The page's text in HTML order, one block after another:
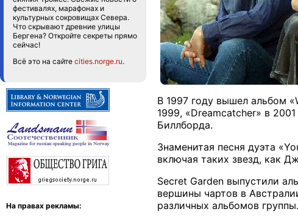
фестивалях, марафонах и
культурных сокровищах Севера.
Что скрывают древние улицы
Бергена? Откройте секреты прямо
сейчас!
Всё это на сайте cities.norge.ru.
На правах рекламы:
В 1997 году вышел альбом
1999, «Dreamcatcher» в
Биллборда.
Знаменитая песня дуэта
включая таких звезд, как
Secret Garden выпустили
вершины чартов в
различных альбомов группы.